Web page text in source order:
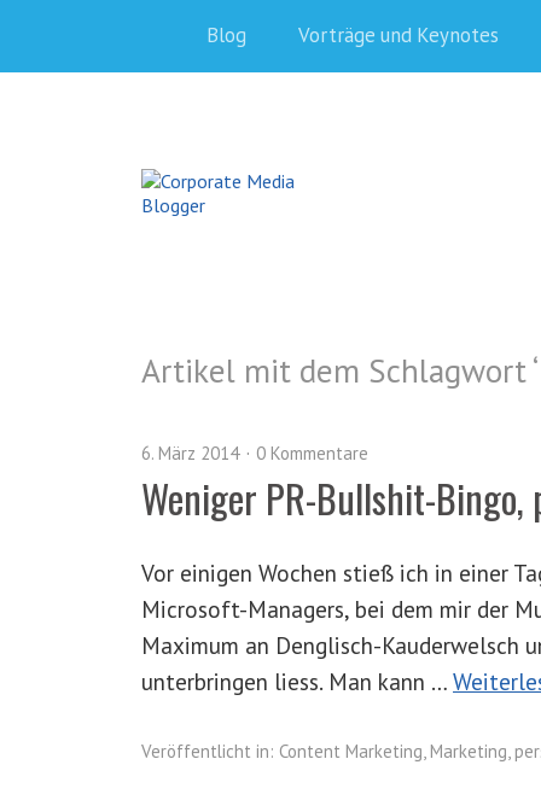
Blog Vorträge und Keynotes
Artikel mit dem Schlagwort ‘
6. März 2014 0 Kommentare
Weniger PR-Bullshit-Bingo,
Vor einigen Wochen stieß ich in einer
Microsoft-Managers, bei dem mir der
Maximum an Denglisch-Kauderwelsch
unterbringen liess. Man kann …
Veröffentlicht in: Content Marketing, Marketing,